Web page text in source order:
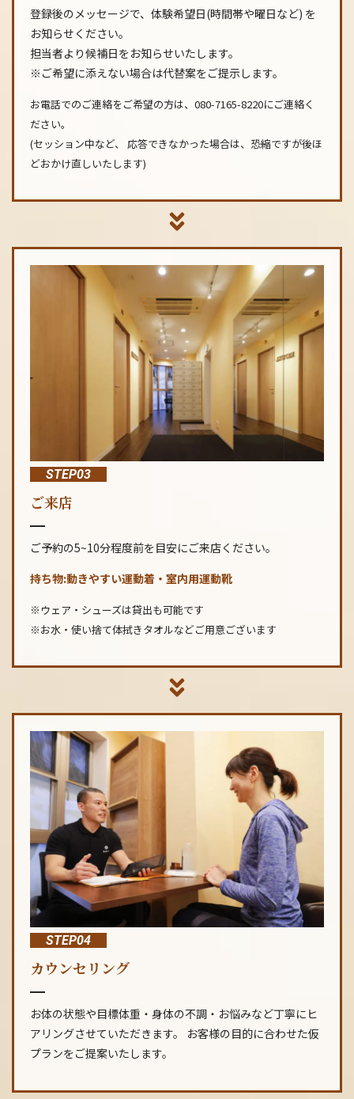
登録後のメッセージで、体験希望日(時間帯や曜日など) を
お知らせください。
担当者より候補日をお知らせいたします。
※ご希望に添えない場合は代替案をご提示します。
お電話でのご連絡をご希望の方は、080-7165-8220にご連絡く
ださい。
(セッション中など、 応答できなかった場合は、恐縮ですが後ほ
どおかけ直しいたします)
STEP03
ご来店
ご予約の5~10分程度前を目安にご来店ください。
持ち物:動きやすい運動着・室内用運動靴
※ウェア・シューズは貸出も可能です
※お水・使い捨て体拭きタオルなどご用意ございます
STEP04
カウンセリング
お体の状態や目標体重・身体の不調・お悩みなど丁寧にヒ
アリングさせていただきます。 お客様の目的に合わせた仮
プランをご提案いたします。